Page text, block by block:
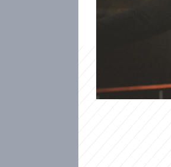
středu měl